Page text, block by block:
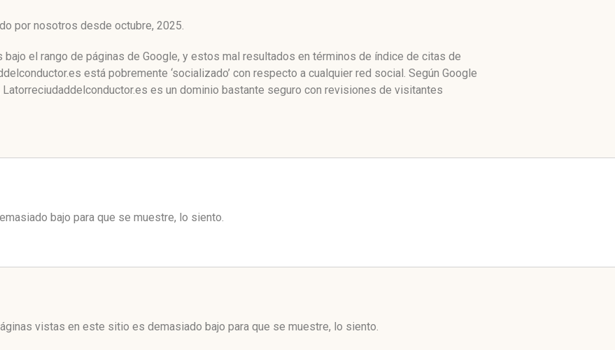
por nosotros desde octubre, 2025.
el rango de páginas de Google, y estos mal resultados en términos de índice de citas de
está pobremente ‘socializado’ con respecto a cualquier red social. Según Google
es un dominio bastante seguro con revisiones de visitantes
bajo para que se muestre, lo siento.
vistas en este sitio es demasiado bajo para que se muestre, lo siento.